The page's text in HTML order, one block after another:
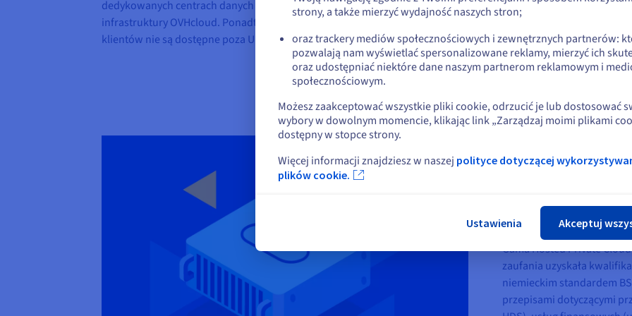
dedykowanych centrach danych są częściowo odizolowane od pozostałej
infrastruktury OVHcloud. Ponadto żadne przechowywane w nich dane
klientów nie są dostępne poza Unią Europejską.
Kwalifikacja
W Strefach zaufania
rygorystyczne standardy
danych, takie jak ISO
SWIPO.
Gama Hosted Private
zaufania uzyskała
niemieckim standardem
przepisami dotyczącymi
lub
Pozostań na bieżącej stronie
Wybierz inną stronę
strony, a także mierzyć wydajność naszych stron;
oraz trackery mediów społecznościowych i zewnętrznych partnerów:
pozwalają nam wyświetlać spersonalizowane reklamy, mierzyć ich
oraz udostępniać niektóre dane naszym partnerom reklamowym i
społecznościowym.
Możesz zaakceptować wszystkie pliki cookie, odrzucić je lub dostosować
wybory w dowolnym momencie, klikając link „Zarządzaj moimi plikami
dostępny w stopce strony.
Więcej informacji znajdziesz w naszej polityce dotyczącej
plików cookie.
Ustawienia Akceptuj